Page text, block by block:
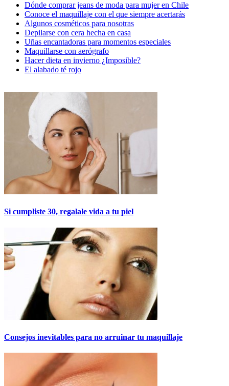
Dónde comprar jeans de moda para mujer en Chile
Conoce el maquillaje con el que siempre acertarás
Algunos cosméticos para nosotras
Depilarse con cera hecha en casa
Uñas encantadoras para momentos especiales
Maquillarse con aerógrafo
Hacer dieta en invierno ¿Imposible?
El alabado té rojo
Si cumpliste 30, regalale vida a tu piel
Consejos inevitables para no arruinar tu maquillaje